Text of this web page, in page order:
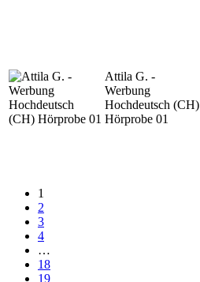
Attila G. -
Werbung
Hochdeutsch (CH)
Hörprobe 01
1
2
3
4
…
18
19